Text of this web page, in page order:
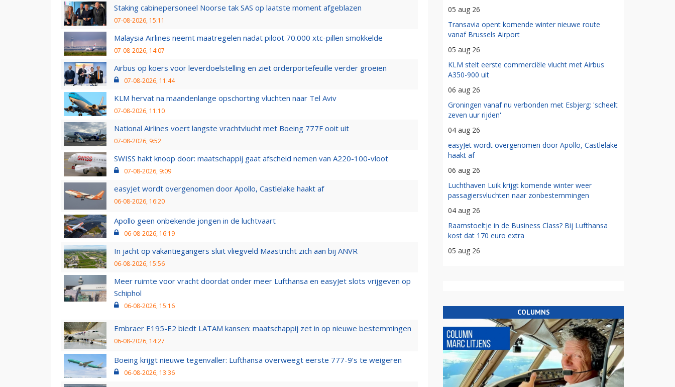
Staking cabinepersoneel Noorse tak SAS op laatste moment afgeblazen
07-08-2026, 15:11
Malaysia Airlines neemt maatregelen nadat piloot 70.000 xtc-pillen smokkelde
07-08-2026, 14:07
Airbus op koers voor leverdoelstelling en ziet orderportefeuille verder groeien
07-08-2026, 11:44
KLM hervat na maandenlange opschorting vluchten naar Tel Aviv
07-08-2026, 11:10
National Airlines voert langste vrachtvlucht met Boeing 777F ooit uit
07-08-2026, 9:52
SWISS hakt knoop door: maatschappij gaat afscheid nemen van A220-100-vloot
07-08-2026, 9:09
easyJet wordt overgenomen door Apollo, Castlelake haakt af
06-08-2026, 16:20
Apollo geen onbekende jongen in de luchtvaart
06-08-2026, 16:19
In jacht op vakantiegangers sluit vliegveld Maastricht zich aan bij ANVR
06-08-2026, 15:56
Meer ruimte voor vracht doordat onder meer Lufthansa en easyJet slots vrijgeven op
Schiphol
06-08-2026, 15:16
Embraer E195-E2 biedt LATAM kansen: maatschappij zet in op nieuwe bestemmingen
06-08-2026, 14:27
Boeing krijgt nieuwe tegenvaller: Lufthansa overweegt eerste 777-9’s te weigeren
06-08-2026, 13:36
05 aug 26
Transavia opent komende winter nieuwe route
vanaf Brussels Airport
05 aug 26
KLM stelt eerste commerciële vlucht met Airbus
A350-900 uit
06 aug 26
Groningen vanaf nu verbonden met Esbjerg: 'scheelt
zeven uur rijden'
04 aug 26
easyJet wordt overgenomen door Apollo, Castlelake
haakt af
06 aug 26
Luchthaven Luik krijgt komende winter weer
passagiersvluchten naar zonbestemmingen
04 aug 26
Raamstoeltje in de Business Class? Bij Lufthansa
kost dat 170 euro extra
05 aug 26
COLUMNS